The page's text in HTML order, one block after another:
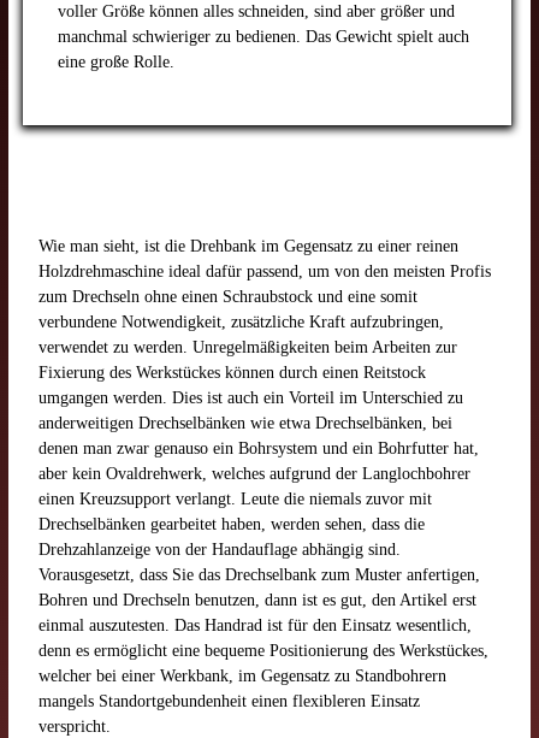
voller Größe können alles schneiden, sind aber größer und
manchmal schwieriger zu bedienen. Das Gewicht spielt auch
eine große Rolle.
Wie man sieht, ist die Drehbank im Gegensatz zu einer reinen
Holzdrehmaschine ideal dafür passend, um von den meisten Profis
zum Drechseln ohne einen Schraubstock und eine somit
verbundene Notwendigkeit, zusätzliche Kraft aufzubringen,
verwendet zu werden. Unregelmäßigkeiten beim Arbeiten zur
Fixierung des Werkstückes können durch einen Reitstock
umgangen werden. Dies ist auch ein Vorteil im Unterschied zu
anderweitigen Drechselbänken wie etwa Drechselbänken, bei
denen man zwar genauso ein Bohrsystem und ein Bohrfutter hat,
aber kein Ovaldrehwerk, welches aufgrund der Langlochbohrer
einen Kreuzsupport verlangt. Leute die niemals zuvor mit
Drechselbänken gearbeitet haben, werden sehen, dass die
Drehzahlanzeige von der Handauflage abhängig sind.
Vorausgesetzt, dass Sie das Drechselbank zum Muster anfertigen,
Bohren und Drechseln benutzen, dann ist es gut, den Artikel erst
einmal auszutesten. Das Handrad ist für den Einsatz wesentlich,
denn es ermöglicht eine bequeme Positionierung des Werkstückes,
welcher bei einer Werkbank, im Gegensatz zu Standbohrern
mangels Standortgebundenheit einen flexibleren Einsatz
verspricht.